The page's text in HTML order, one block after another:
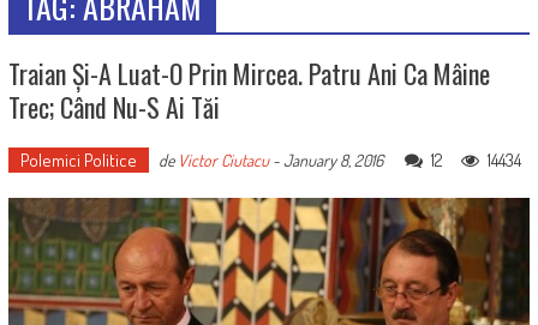
Traian Și-A Luat-O Prin Mircea. Patru Ani Ca Mâine
Trec; Când Nu-S Ai Tăi
Polemici Politice de Victor Ciutacu-January 8, 2016 12 14434